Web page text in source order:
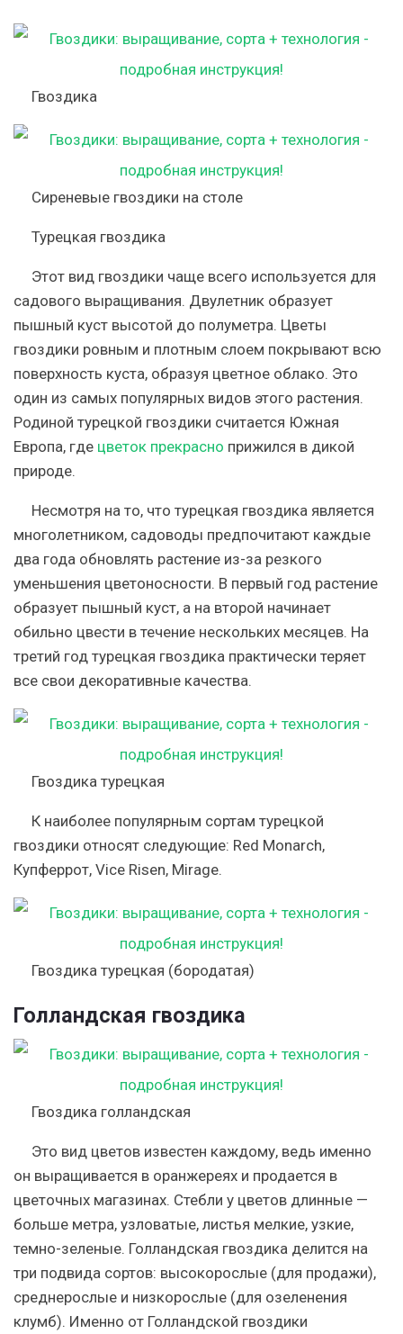
Гвоздика
Сиреневые гвоздики на столе
Турецкая гвоздика
Этот вид гвоздики чаще всего используется для
садового выращивания. Двулетник образует
пышный куст высотой до полуметра. Цветы
гвоздики ровным и плотным слоем покрывают всю
поверхность куста, образуя цветное облако. Это
один из самых популярных видов этого растения.
Родиной турецкой гвоздики считается Южная
Европа, где цветок прекрасно прижился в дикой
природе.
Несмотря на то, что турецкая гвоздика является
многолетником, садоводы предпочитают каждые
два года обновлять растение из-за резкого
уменьшения цветоносности. В первый год растение
образует пышный куст, а на второй начинает
обильно цвести в течение нескольких месяцев. На
третий год турецкая гвоздика практически теряет
все свои декоративные качества.
Гвоздика турецкая
К наиболее популярным сортам турецкой
гвоздики относят следующие: Red Monarch,
Купферрот, Vice Risen, Mirage.
Гвоздика турецкая (бородатая)
Голландская гвоздика
Гвоздика голландская
Это вид цветов известен каждому, ведь именно
он выращивается в оранжереях и продается в
цветочных магазинах. Стебли у цветов длинные —
больше метра, узловатые, листья мелкие, узкие,
темно-зеленые. Голландская гвоздика делится на
три подвида сортов: высокорослые (для продажи),
среднерослые и низкорослые (для озеленения
клумб). Именно от Голландской гвоздики